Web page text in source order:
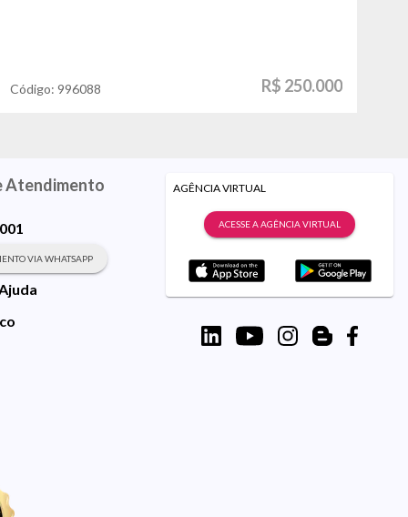
Código: 996088 R$ 250.000
Atendimento
VIA WHATSAPP
AGÊNCIA VIRTUAL
ACESSE A AGÊNCIA VIRTUAL